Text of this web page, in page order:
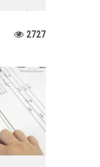
2727